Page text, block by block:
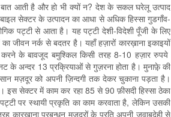
आती है और हो भी क्यों न? देश के सकल घरेलू उत्पाद
सेक्टर के उत्पादन का आधा से अधिक हिस्सा गुडगाँव-
पट्टी से आता है। यह पट्टी देशी-विदेशी पूँजी के लिए
जीवन नर्क से बदतर है। यहाँ हज़ारों कारख़ाना इकाइयों
के बावजूद बमुश्किल किसी तरह 8-10 हज़ार रुपये
के अन्दर 13 प्रक्रियाओं से गुज़रना होता है। मुनाफ़़े़ की
मज़दूर को अपनी ज़िन्दगी तक देकर चुकाना पड़ता है।
इस सेक्टर में काम कर रहा 85 से 90 फ़ीसदी हिस्सा ठेका
पर स्थायी प्रकृति का काम करवाता है, लेकिन उसकी
कारख़ाना प्रबन्धन मज़दूरों के प्रति अपनी जवाबदेही से